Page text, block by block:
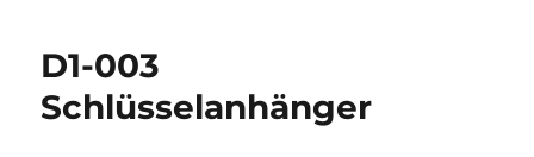
D1-003
Schlüsselanhänger